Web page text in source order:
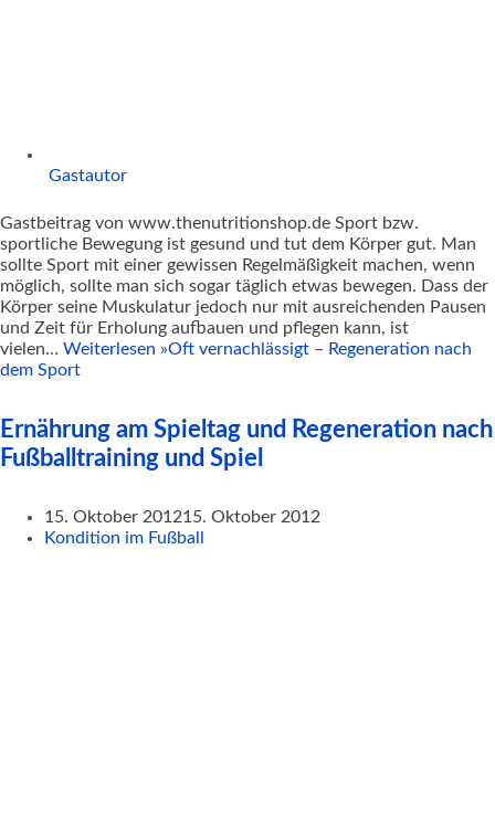
Gastautor
Gastbeitrag von www.thenutritionshop.de Sport bzw.
sportliche Bewegung ist gesund und tut dem Körper gut. Man
sollte Sport mit einer gewissen Regelmäßigkeit machen, wenn
möglich, sollte man sich sogar täglich etwas bewegen. Dass der
Körper seine Muskulatur jedoch nur mit ausreichenden Pausen
und Zeit für Erholung aufbauen und pflegen kann, ist
vielen… Weiterlesen »Oft vernachlässigt – Regeneration nach
dem Sport
Ernährung am Spieltag und Regeneration nach
Fußballtraining und Spiel
15. Oktober 201215. Oktober 2012
Kondition im Fußball